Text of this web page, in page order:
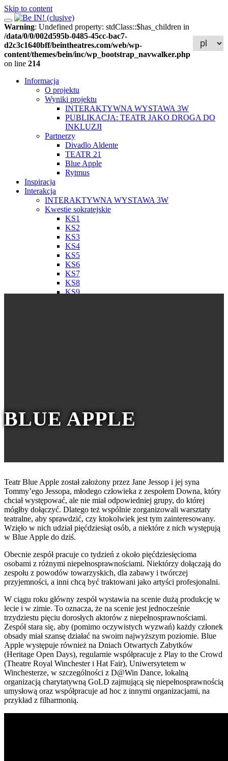
Skip to content
Warning: Undefined property: stdClass::$has_children in
/data/0/0/002d595b-0485-45cc-bac7-
d2c3c1640bff/beintheatres.com/web/wp-
content/themes/bein/inc/wp_bootstrap_navwalker.php
on line 214
Informacja
O projektu
Wyniki projektu
INTERAKTYWNA WYSTAWA 3W
PUBLIKACJA: TEATR JAKO DROGA DO
INKLUZJI
Partnerzy
Divadlo Aldente
TEATR 21
Blue Apple
Rytmus
Inspiracja
Interakcja
INTERAKTYWNA WYSTAWA 3W
Kwestie sokratejskie
KS1
KS2
KS3
KS4
KS5
KS6
KS7
KS8
KS9
BLUE APPLE
Teatr Blue Apple został założony przez Jane Jessop i jej syna
Tommy’ego Jessopa, młodego człowieka z zespołem Downa, który
chciał występować, ale nie miał odpowiedniej grupy, do której
mógłby dołączyć. Dlatego też wspólnie zorganizowali warsztaty
teatralne, aby sprawdzić, czy ktokolwiek jest tym zainteresowany.
Wzięło w nich udział pięćdziesiąt osób, a niektóre z nich występują
w Blue Apple do dziś.
Obecnie zespół pracuje co tydzień z około pięćdziesięcioma
osobami z różnymi niepełnosprawnościami. Niektórzy dołączają do
zespołu z powodów towarzyskich, dla zabawy i twórczej
przyjemności, a inni chcą być traktowani jako artyści profesjonalni.
W ciągu roku główny zespół wystawia na scenie dużą produkcję w
lecie i w zimie. To oznacza, że na scenie jest jednocześnie
trzydziestu pięciu dorosłych aktorów z niepełnosprawnościami.
Zespół stara się, aby (pomimo oczywistych wyzwań) każdy członek
obsady miał szansę działać na swoim najwyższym poziomie. Blue
Apple występuje również na Dniach Otwartych Zabytków
(Heritage Open Days), regularnie współpracuje z Play to the Crowd
(Theatre Royal Winchester i Hat Fair), Uniwersytetem w
Winchesterze, w szczególności z D@Win Dance, lokalną
organizacją charytatywną GoLD zajmującą się niepełnosprawnością
umysłową oraz współpracuje ad hoc z innymi organizacjami, na
przykład z filharmonią.